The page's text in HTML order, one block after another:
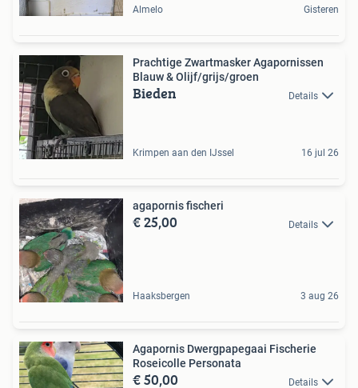
Almelo Gisteren
Prachtige Zwartmasker Agapornissen
Blauw & Olijf/grijs/groen
Bieden Details
Krimpen aan den IJssel 16 jul 26
agapornis fischeri
€ 25,00 Details
Haaksbergen 3 aug 26
Agapornis Dwergpapegaai Fischerie
Roseicolle Personata
€ 50,00 Details